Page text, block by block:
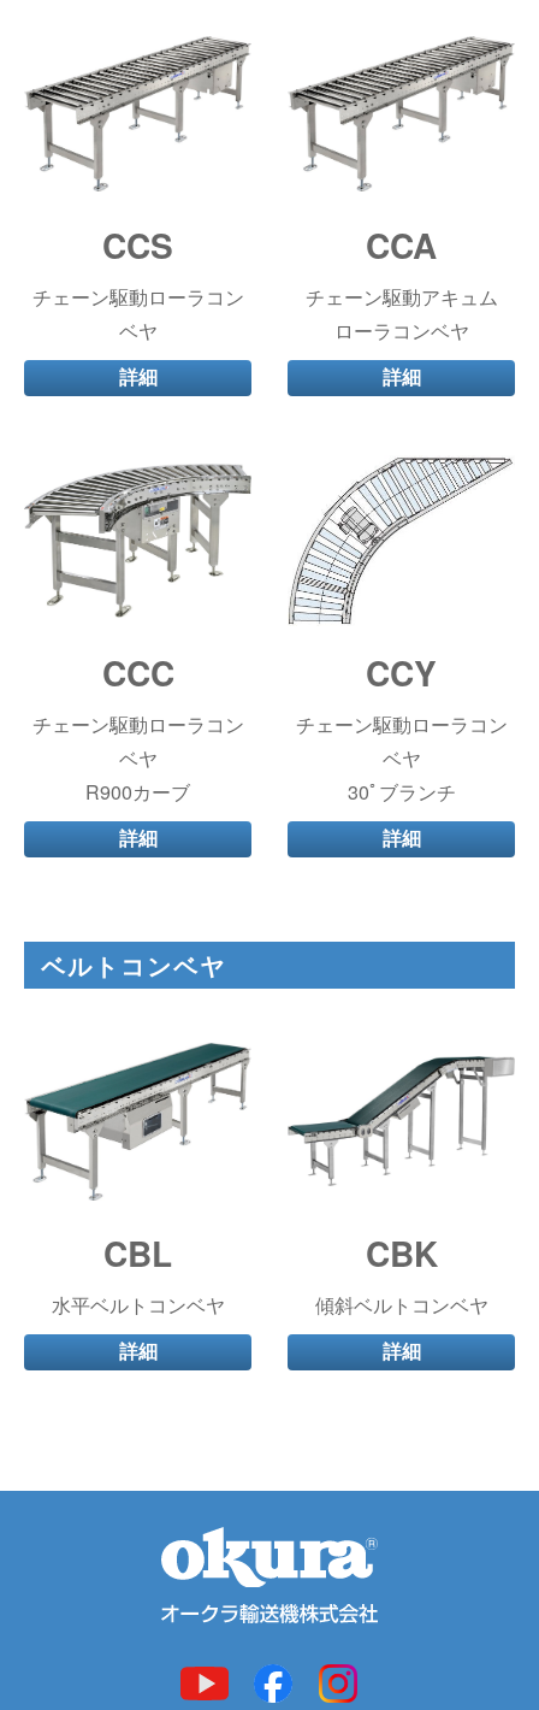
CCS
チェーン駆動ローラコン
ベヤ
詳細
CCA
チェーン駆動アキュム
ローラコンベヤ
詳細
CCC
チェーン駆動ローラコン
ベヤ
R900カーブ
詳細
CCY
チェーン駆動ローラコン
ベヤ
30ﾟブランチ
詳細
ベルトコンベヤ
CBL
水平ベルトコンベヤ
詳細
CBK
傾斜ベルトコンベヤ
詳細